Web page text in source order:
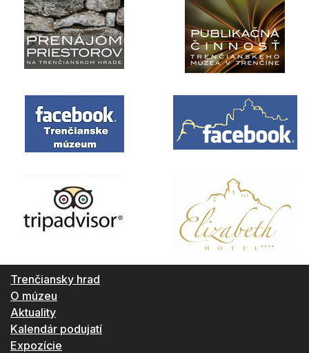
Trenčiansky hrad
O múzeu
Aktuality
Kalendár podujatí
Expozície